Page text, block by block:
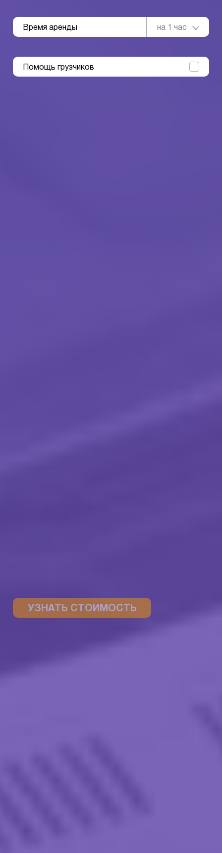
Время аренды на 1 час
Помощь грузчиков
УЗНАТЬ СТОИМОСТЬ